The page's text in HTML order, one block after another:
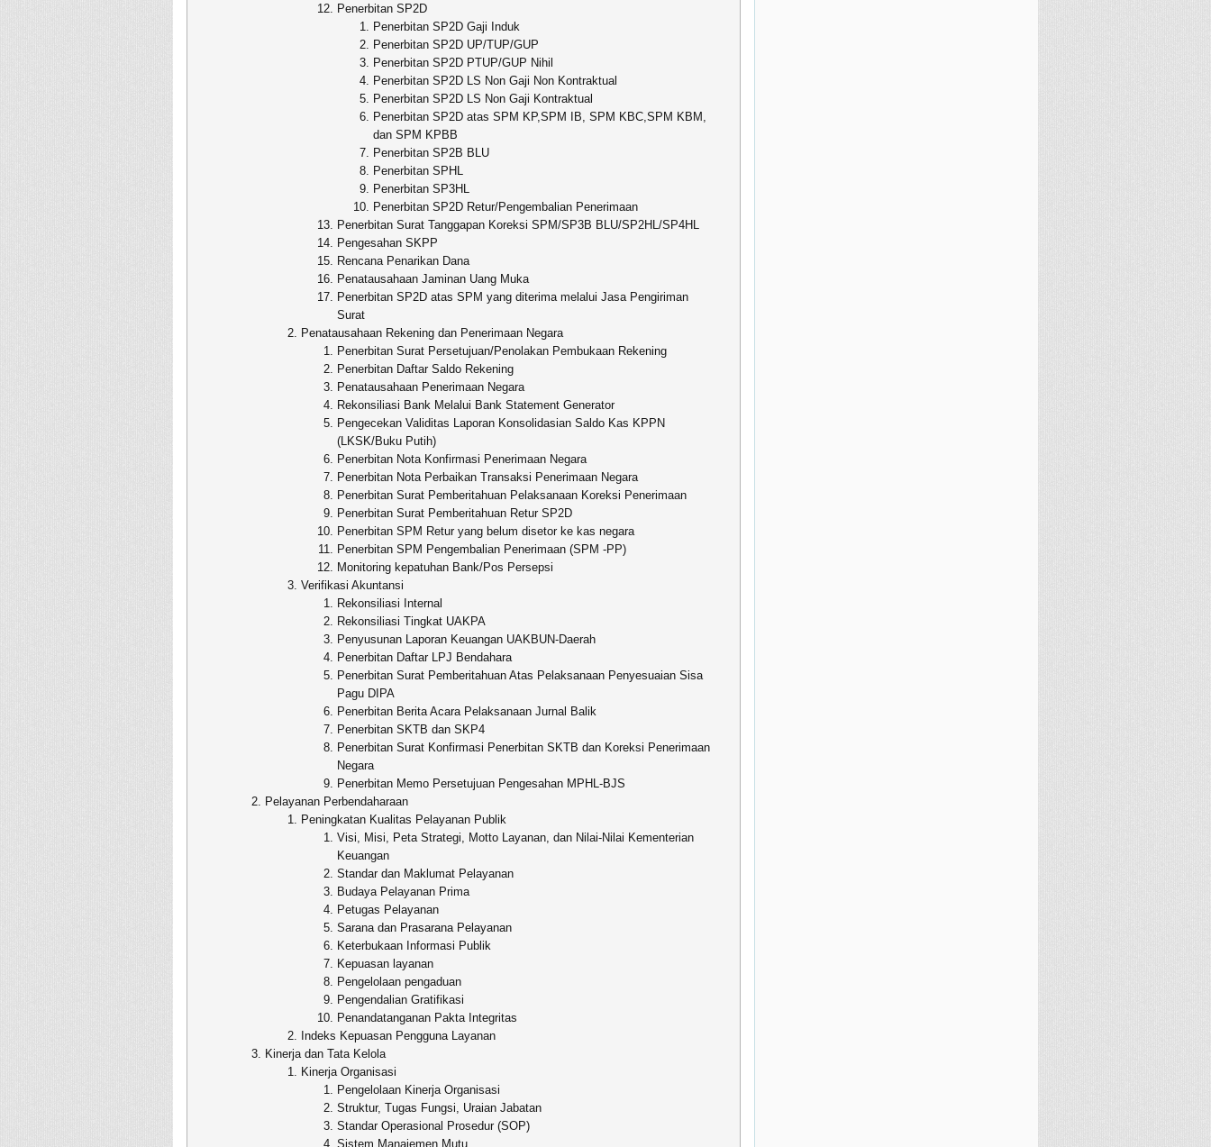
Penerbitan SP2D
Penerbitan SP2D Gaji Induk
Penerbitan SP2D UP/TUP/GUP
Penerbitan SP2D PTUP/GUP Nihil
Penerbitan SP2D LS Non Gaji Non Kontraktual
Penerbitan SP2D LS Non Gaji Kontraktual
Penerbitan SP2D atas SPM KP,SPM IB, SPM KBC,SPM KBM,
dan SPM KPBB
Penerbitan SP2B BLU
Penerbitan SPHL
Penerbitan SP3HL
Penerbitan SP2D Retur/Pengembalian Penerimaan
Penerbitan Surat Tanggapan Koreksi SPM/SP3B BLU/SP2HL/SP4HL
Pengesahan SKPP
Rencana Penarikan Dana
Penatausahaan Jaminan Uang Muka
Penerbitan SP2D atas SPM yang diterima melalui Jasa Pengiriman
Surat
Penatausahaan Rekening dan Penerimaan Negara
Penerbitan Surat Persetujuan/Penolakan Pembukaan Rekening
Penerbitan Daftar Saldo Rekening
Penatausahaan Penerimaan Negara
Rekonsiliasi Bank Melalui Bank Statement Generator
Pengecekan Validitas Laporan Konsolidasian Saldo Kas KPPN
(LKSK/Buku Putih)
Penerbitan Nota Konfirmasi Penerimaan Negara
Penerbitan Nota Perbaikan Transaksi Penerimaan Negara
Penerbitan Surat Pemberitahuan Pelaksanaan Koreksi Penerimaan
Penerbitan Surat Pemberitahuan Retur SP2D
Penerbitan SPM Retur yang belum disetor ke kas negara
Penerbitan SPM Pengembalian Penerimaan (SPM -PP)
Monitoring kepatuhan Bank/Pos Persepsi
Verifikasi Akuntansi
Rekonsiliasi Internal
Rekonsiliasi Tingkat UAKPA
Penyusunan Laporan Keuangan UAKBUN-Daerah
Penerbitan Daftar LPJ Bendahara
Penerbitan Surat Pemberitahuan Atas Pelaksanaan Penyesuaian Sisa
Pagu DIPA
Penerbitan Berita Acara Pelaksanaan Jurnal Balik
Penerbitan SKTB dan SKP4
Penerbitan Surat Konfirmasi Penerbitan SKTB dan Koreksi Penerimaan
Negara
Penerbitan Memo Persetujuan Pengesahan MPHL-BJS
Pelayanan Perbendaharaan
Peningkatan Kualitas Pelayanan Publik
Visi, Misi, Peta Strategi, Motto Layanan, dan Nilai-Nilai Kementerian
Keuangan
Standar dan Maklumat Pelayanan
Budaya Pelayanan Prima
Petugas Pelayanan
Sarana dan Prasarana Pelayanan
Keterbukaan Informasi Publik
Kepuasan layanan
Pengelolaan pengaduan
Pengendalian Gratifikasi
Penandatanganan Pakta Integritas
Indeks Kepuasan Pengguna Layanan
Kinerja dan Tata Kelola
Kinerja Organisasi
Pengelolaan Kinerja Organisasi
Struktur, Tugas Fungsi, Uraian Jabatan
Standar Operasional Prosedur (SOP)
Sistem Manajemen Mutu